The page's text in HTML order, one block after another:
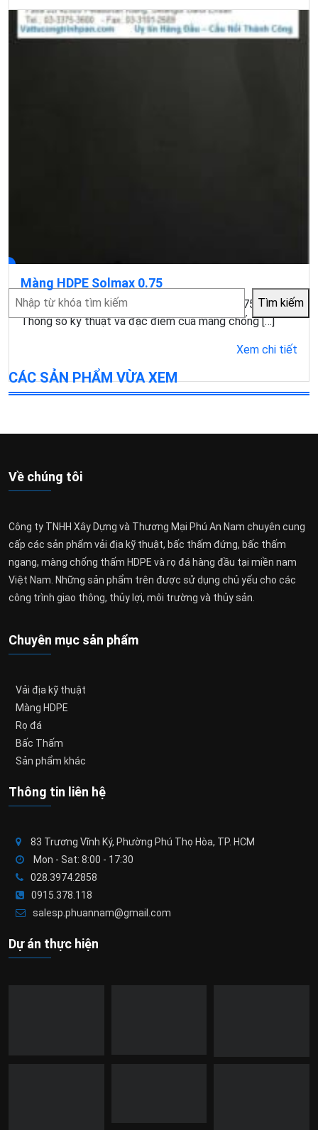
Màng HDPE Solmax 0.75
Mục lục1 Màng chống thấm HDPE Solmax 0.75 là gì?2
Thông số kỹ thuật và đặc điểm của màng chống […]
Xem chi tiết
Tìm
kiếm
Tìm kiếm
CÁC SẢN PHẨM VỪA XEM
Về chúng tôi
Công ty TNHH Xây Dựng và Thương Mại Phú An Nam chuyên cung
cấp các sản phẩm vải địa kỹ thuật, bấc thấm đứng, bấc thấm
ngang, màng chống thấm HDPE và rọ đá hàng đầu tại miền nam
Việt Nam. Những sản phẩm trên được sử dụng chủ yếu cho các
công trình giao thông, thủy lợi, môi trường và thủy sản.
Chuyên mục sản phẩm
Vải địa kỹ thuật
Màng HDPE
Rọ đá
Bấc Thấm
Sản phẩm khác
Thông tin liên hệ
83 Trương Vĩnh Ký, Phường Phú Thọ Hòa, TP. HCM
Mon - Sat: 8:00 - 17:30
028.3974.2858
0915.378.118
salesp.phuannam@gmail.com
Dự án thực hiện